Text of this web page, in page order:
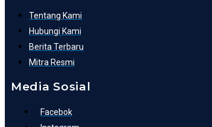
Tentang Kami
Hubungi Kami
Berita Terbaru
Mitra Resmi
Media Sosial
Facebok